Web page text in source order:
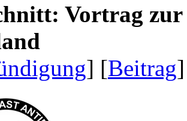
Vortrag zur
] [Beitrag